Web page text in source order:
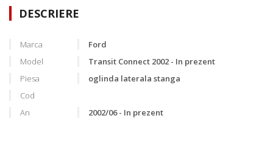
DESCRIERE
Marca
Ford
Model
Transit Connect 2002 - In prezent
Piesa
oglinda laterala stanga
Cod
An
2002/06 - In prezent